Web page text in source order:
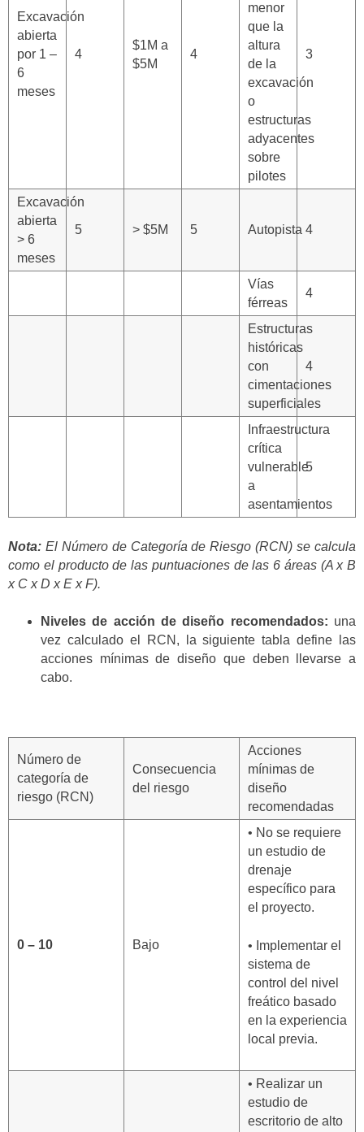
Excavación
abierta
por 1 –
6
meses
4
$1M a
$5M
4
menor
que la
altura
de la
excavación
o
estructuras
adyacentes
sobre
pilotes
3
Excavación
abierta
> 6
meses
5 > $5M 5 Autopista 4
Vías
férreas
4
Estructuras
históricas
con
cimentaciones
superficiales
4
Infraestructura
crítica
vulnerable
a
asentamientos
5
Nota: El Número de Categoría de Riesgo (RCN) se calcula
como el producto de las puntuaciones de las 6 áreas (A x B
x C x D x E x F).
Niveles de acción de diseño recomendados: una
vez calculado el RCN, la siguiente tabla define las
acciones mínimas de diseño que deben llevarse a
cabo.
Número de
categoría de
riesgo (RCN)
Consecuencia
del riesgo
Acciones
mínimas de
diseño
recomendadas
0 – 10 Bajo
• No se requiere
un estudio de
drenaje
específico para
el proyecto.
• Implementar el
sistema de
control del nivel
freático basado
en la experiencia
local previa.
• Realizar un
estudio de
escritorio de alto